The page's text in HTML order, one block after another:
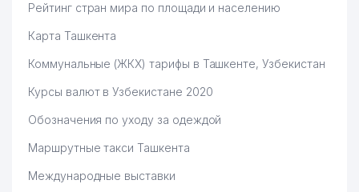
Рейтинг стран мира по площади и населению
Карта Ташкента
Коммунальные (ЖКХ) тарифы в Ташкенте, Узбекистан
Курсы валют в Узбекистане 2020
Обозначения по уходу за одеждой
Маршрутные такси Ташкента
Международные выставки